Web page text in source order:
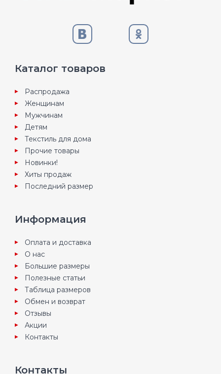
Каталог товаров
Распродажа
Женщинам
Мужчинам
Детям
Текстиль для дома
Прочие товары
Новинки!
Хиты продаж
Последний размер
Информация
Оплата и доставка
О нас
Большие размеры
Полезные статьи
Таблица размеров
Обмен и возврат
Отзывы
Акции
Контакты
Контакты